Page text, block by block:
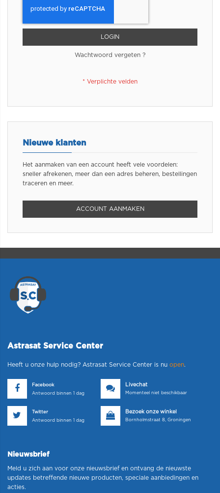
LOGIN
Wachtwoord vergeten ?
Nieuwe klanten
Het aanmaken van een account heeft vele voordelen:
sneller afrekenen, meer dan een adres beheren, bestellingen
traceren en meer.
ACCOUNT AANMAKEN
Astrasat Service Center
Heeft u onze hulp nodig? Astrasat Service Center is nu open.
Facebook
Antwoord binnen 1 dag
Livechat
Momenteel niet beschikbaar
Twitter
Antwoord binnen 1 dag
Bezoek onze winkel
Bornholmstraat 8, Groningen
Nieuwsbrief
Meld u zich aan voor onze nieuwsbrief en ontvang de nieuwste
updates betreffende nieuwe producten, speciale aanbiedingen en
acties.